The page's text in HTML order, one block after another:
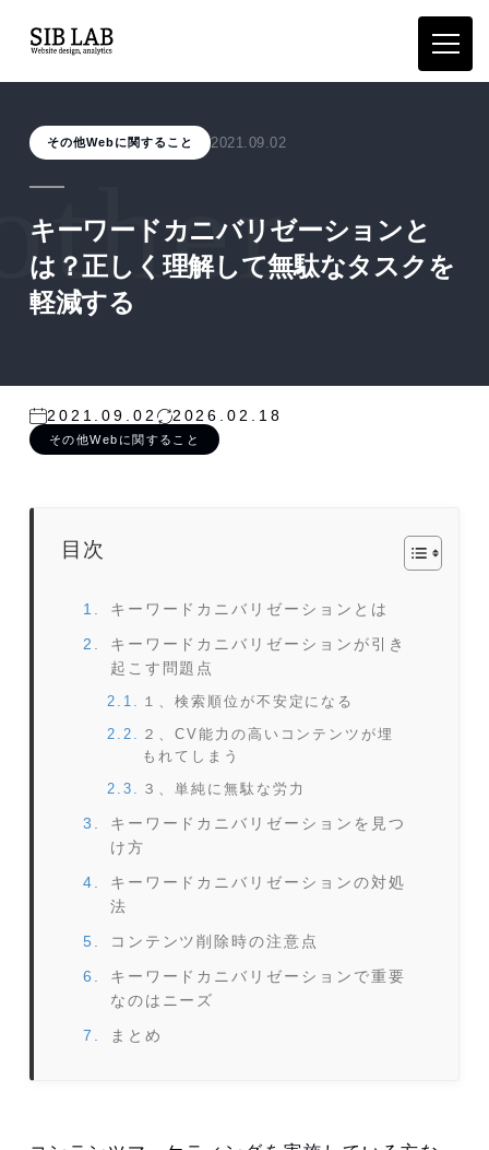
その他Webに関すること 2021.09.02
キーワードカニバリゼーションと
は？正しく理解して無駄なタスクを
軽減する
2021.09.02 2026.02.18
その他Webに関すること
目次
キーワードカニバリゼーションとは
キーワードカニバリゼーションが引き
起こす問題点
１、検索順位が不安定になる
２、CV能力の高いコンテンツが埋
もれてしまう
３、単純に無駄な労力
キーワードカニバリゼーションを見つ
け方
キーワードカニバリゼーションの対処
法
コンテンツ削除時の注意点
キーワードカニバリゼーションで重要
なのはニーズ
まとめ